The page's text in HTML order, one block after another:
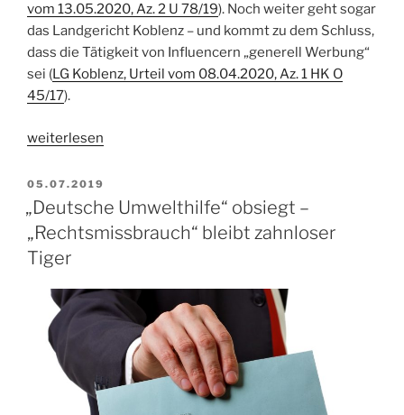
vom 13.05.2020, Az. 2 U 78/19). Noch weiter geht sogar
das Landgericht Koblenz – und kommt zu dem Schluss,
dass die Tätigkeit von Influencern „generell Werbung“
sei (LG Koblenz, Urteil vom 08.04.2020, Az. 1 HK O
45/17).
„Gerichte:
machen
„generell
Werbung““
weiterlesen
VERÖFFENTLICHT
AM
05.07.2019
„Deutsche Umwelthilfe“ obsiegt –
„Rechtsmissbrauch“ bleibt zahnloser
Tiger